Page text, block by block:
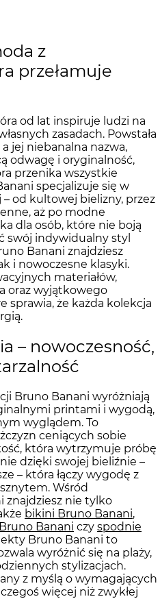
z
przełamuje
od lat inspiruje ludzi na
zasadach. Powstała
jej niebanalna nazwa,
odwagę i oryginalność,
przenika wszystkie
specjalizuje się w
od kultowej bielizny, przez
aż po modne
dla osób, które nie boją
swój indywidualny styl
Banani znajdziesz
i nowoczesne klasyki.
materiałów,
oraz wyjątkowego
sprawia, że każda kolekcja
– nowoczesność,
Bruno Banani wyróżniają
printami i wygodą,
wyglądem. To
ceniących sobie
która wytrzymuje próbę
dzięki swojej bieliźnie –
– która łączy wygodę z
Wśród
znajdziesz nie tylko
bikini Bruno Banani,
Banani czy spodnie
Bruno Banani to
wyróżnić się na plaży,
stylizacjach.
z myślą o wymagających
więcej niż zwykłej